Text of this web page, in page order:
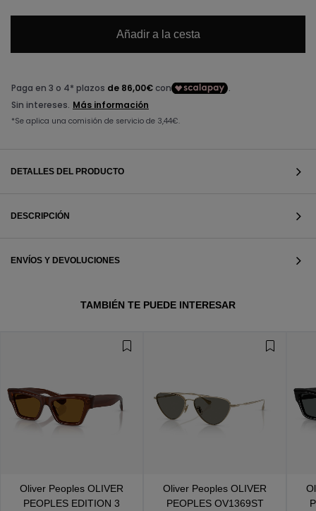
Añadir a la cesta
DETALLES DEL PRODUCTO
DESCRIPCIÓN
ENVÍOS Y DEVOLUCIONES
TAMBIÉN TE PUEDE INTERESAR
Oliver Peoples OLIVER
PEOPLES EDITION 3
Oliver Peoples OLIVER
PEOPLES OV1369ST